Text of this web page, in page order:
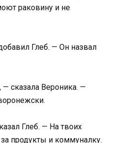
раковину и не
Глеб. — Он назвал
сказала Вероника. —
Глеб. — На твоих
продукты и коммуналку.